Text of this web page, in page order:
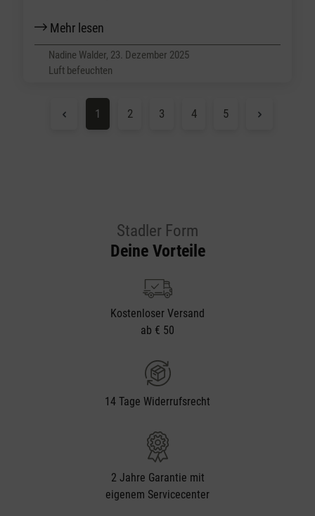
Mehr lesen
Nadine Walder, 23. Dezember 2025
Luft befeuchten
Seite
1 Seite
2 Seite
3 Seite
4 Seite
5
Stadler Form
Deine Vorteile
Kostenloser Versand
ab € 50
14 Tage Widerrufsrecht
2 Jahre Garantie mit
eigenem Servicecenter